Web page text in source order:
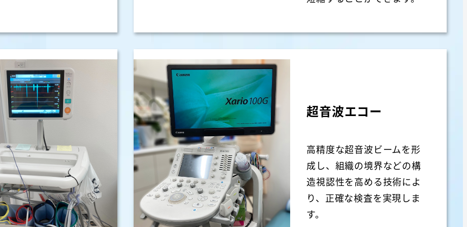
超音波エコー
高精度な超音波ビームを形
成し、組織の境界などの構
造視認性を高める技術によ
り、正確な検査を実現しま
す。